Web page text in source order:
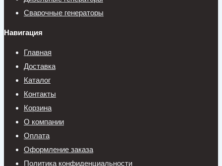
Сварочные генераторы
Навигация
Главная
Доставка
Каталог
Контакты
Корзина
О компании
Оплата
Оформление заказа
Политика конфиденциальности